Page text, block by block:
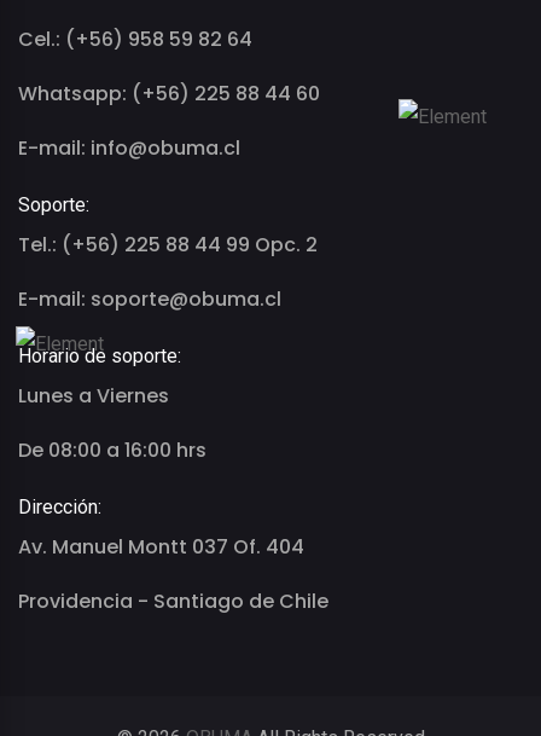
Cel.: (+56) 958 59 82 64
Whatsapp: (+56) 225 88 44 60
E-mail: info@obuma.cl
Soporte:
Tel.: (+56) 225 88 44 99 Opc. 2
E-mail: soporte@obuma.cl
Horario de soporte:
Lunes a Viernes
De 08:00 a 16:00 hrs
Dirección:
Av. Manuel Montt 037 Of. 404
Providencia - Santiago de Chile